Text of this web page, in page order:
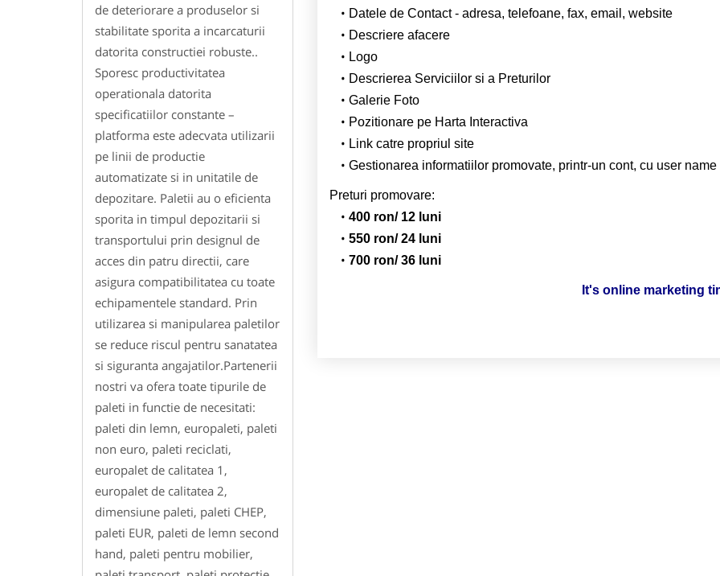
de deteriorare a produselor si
stabilitate sporita a incarcaturii
datorita constructiei robuste..
Sporesc productivitatea
operationala datorita
specificatiilor constante –
platforma este adecvata utilizarii
pe linii de productie
automatizate si in unitatile de
depozitare. Paletii au o eficienta
sporita in timpul depozitarii si
transportului prin designul de
acces din patru directii, care
asigura compatibilitatea cu toate
echipamentele standard. Prin
utilizarea si manipularea paletilor
se reduce riscul pentru sanatatea
si siguranta angajatilor.Partenerii
nostri va ofera toate tipurile de
paleti in functie de necesitati:
paleti din lemn, europaleti, paleti
non euro, paleti reciclati,
europalet de calitatea 1,
europalet de calitatea 2,
dimensiune paleti, paleti CHEP,
paleti EUR, paleti de lemn second
hand, paleti pentru mobilier,
Datele de Contact - adresa, telefoane, fax, email, website
Descriere afacere
Logo
Descrierea Serviciilor si a Preturilor
Galerie Foto
Pozitionare pe Harta Interactiva
Link catre propriul site
Gestionarea informatiilor promovate, printr-un cont, cu user
Preturi promovare:
400 ron/ 12 luni
550 ron/ 24 luni
700 ron/ 36 luni
It's online marketing